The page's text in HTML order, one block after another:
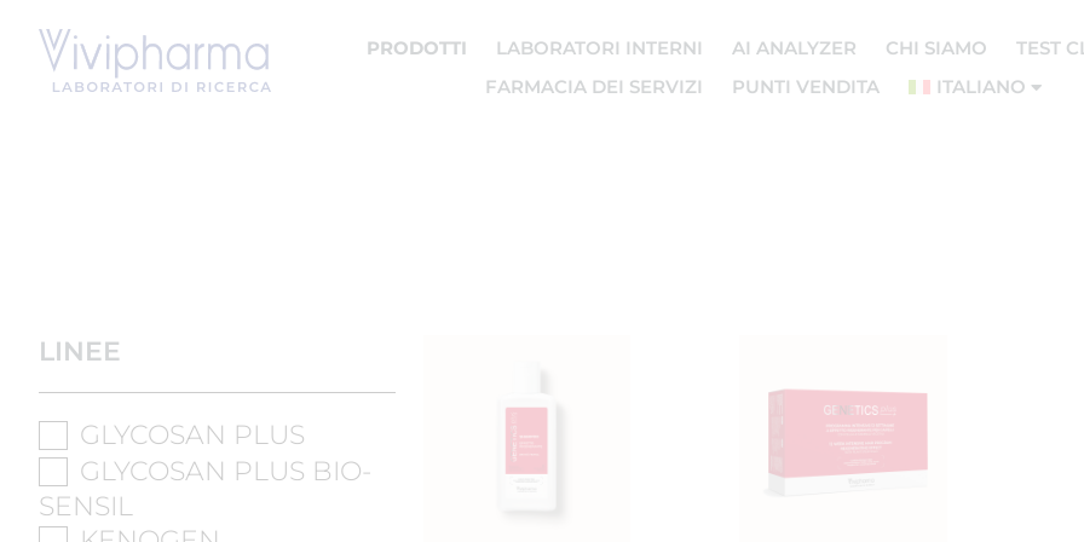
PRODOTTI LABORATORI INTERNI AI ANALYZER CHI SIAMO
TEST
FARMACIA DEI SERVIZI
PUNTI VENDITA ITALIANO
LINEE
GLYCOSAN PLUS
GLYCOSAN PLUS BIO-
SENSIL